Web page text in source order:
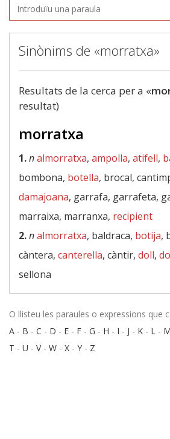
Sinònims de «morratxa»
Resultats de la cerca per a «
resultat)
morratxa
1.nalmorratxa, ampolla, atifell,
bombona, botella, brocal,
damajoana, garrafa, garrafeta,
marraixa, marranxa, recipient
2.nalmorratxa, baldraca, botija,
càntera, canterella, càntir, doll,
sellona
O llisteu les paraules o expressions que
A - B - C - D - E - F - G - H - I - J - K - L - M
T - U - V- W - X - Y - Z